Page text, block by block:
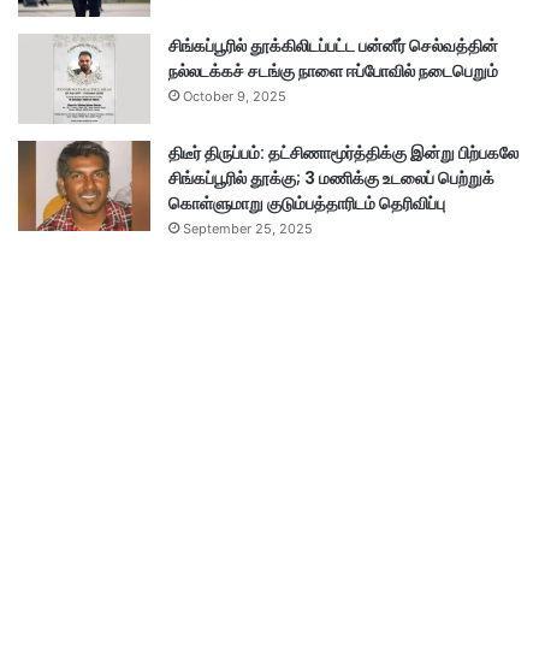
சிங்கப்பூரில் தூக்கிலிடப்பட்ட பன்னீர் செல்வத்தின்
நல்லடக்கச் சடங்கு நாளை ஈப்போவில் நடைபெறும்
October 9, 2025
திடீர் திருப்பம்: தட்சிணாமூர்த்திக்கு இன்று பிற்பகலே
சிங்கப்பூரில் தூக்கு; 3 மணிக்கு உடலைப் பெற்றுக்
கொள்ளுமாறு குடும்பத்தாரிடம் தெரிவிப்பு
September 25, 2025